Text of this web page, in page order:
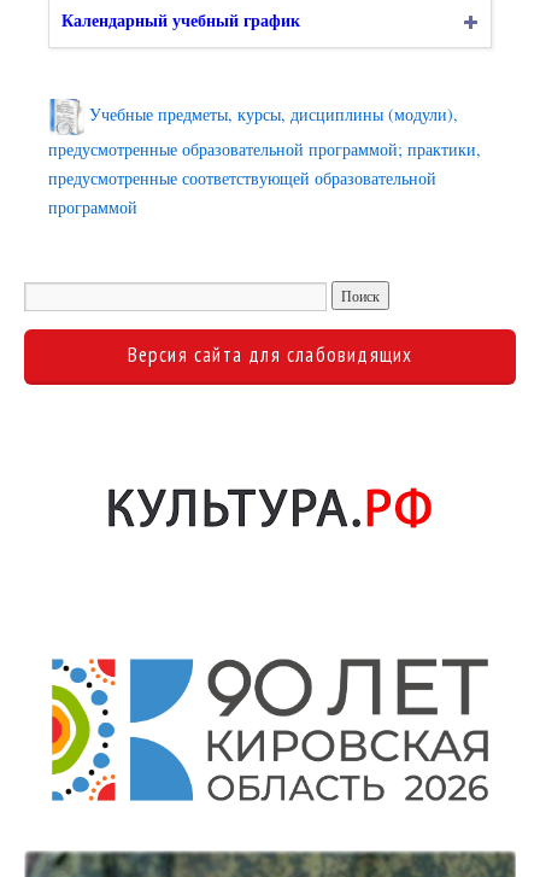
Календарный учебный график
Учебные предметы, курсы, дисциплины (модули),
предусмотренные образовательной программой; практики,
предусмотренные соответствующей образовательной
программой
Версия сайта для слабовидящих